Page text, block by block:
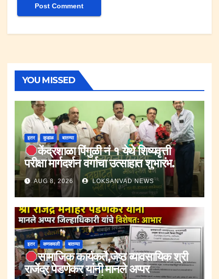
YOU MISSED
इतर कुडाळ बातम्या
केंद्रशाळा पिंगुळी नं १ येथे शिष्यवृत्ती
परीक्षा मार्गदर्शन वर्गाचा उत्साहात शुभारंभ.
AUG 8, 2026 LOKSANVAD NEWS
इतर कणकवली बातम्या
सामाजिक कार्यकर्ते,जेष्ठ व्यावसायिक श्री
राजेंद्र पेडणेकर यांनी मानले अप्पर